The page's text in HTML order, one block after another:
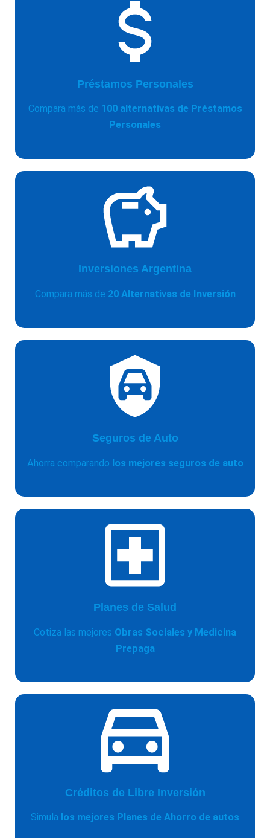
Préstamos Personales
Compara más de 100 alternativas de Préstamos
Personales
Inversiones Argentina
Compara más de 20 Alternativas de Inversión
Seguros de Auto
Ahorra comparando los mejores seguros de auto
Planes de Salud
Cotiza las mejores Obras Sociales y Medicina
Prepaga
Créditos de Libre Inversión
Simula los mejores Planes de Ahorro de autos